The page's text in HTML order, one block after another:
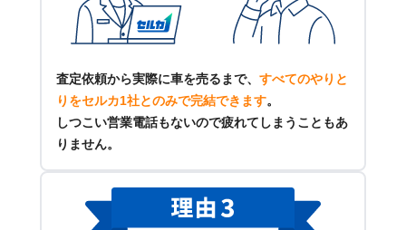
査定依頼から実際に車を売るまで、 すべてのやりと
りをセルカ1社とのみで完結できます。
しつこい営業電話もないので疲れてしまうこともあ
りません。